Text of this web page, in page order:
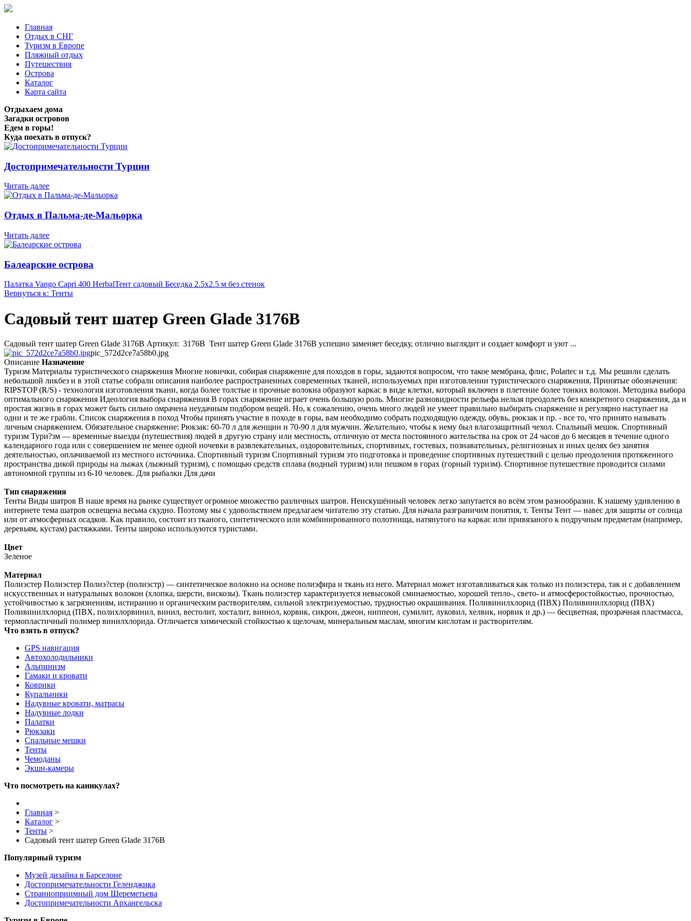
Главная
Отдых в СНГ
Туризм в Европе
Пляжный отдых
Путешествия
Острова
Каталог
Карта сайта
Отдыхаем дома
Загадки островов
Едем в горы!
Куда поехать в отпуск?
Достопримечательности Турции
Читать далее
Отдых в Пальма-де-Мальорка
Читать далее
Балеарские острова
Палатка Vango Capri 400 HerbalТент садовый Беседка 2.5х2.5 м без стенок
Вернуться к: Тенты
Садовый тент шатер Green Glade 3176В
Садовый тент шатер Green Glade 3176В Артикул: 3176В Тент шатер Green Glade 3176В успешно заменяет беседку, отлично выглядит и создает комфорт и уют ...
pic_572d2ce7a58b0.jpg
Описание Назначение
Туризм Материалы туристического снаряжения Многие новички, собирая снаряжение для походов в горы, задаются вопросом, что такое мембрана, флис, Polartec и т.д. Мы решили сделать
небольшой ликбез и в этой статье собрали описания наиболее распространенных современных тканей, используемых при изготовлении туристического снаряжения. Принятые обозначения:
RIPSTOP (R/S) - технология изготовления ткани, когда более толстые и прочные волокна образуют каркас в виде клетки, который включен в плетение более тонких волокон. Методика выбора
оптимального снаряжения Идеология выбора снаряжения В горах снаряжение играет очень большую роль. Многие разновидности рельефа нельзя преодолеть без конкретного снаряжения, да и
простая жизнь в горах может быть сильно омрачена неудачным подбором вещей. Но, к сожалению, очень много людей не умеет правильно выбирать снаряжение и регулярно наступает на
одни и те же грабли. Список снаряжения в поход Чтобы принять участие в походе в горы, вам необходимо собрать подходящую одежду, обувь, рюкзак и пр. - все то, что принято называть
личным снаряжением. Обязательное снаряжение: Рюкзак: 60-70 л для женщин и 70-90 л для мужчин. Желательно, чтобы к нему был влагозащитный чехол. Спальный мешок. Спортивный
туризм Тури?зм — временные выезды (путешествия) людей в другую страну или местность, отличную от места постоянного жительства на срок от 24 часов до 6 месяцев в течение одного
календарного года или с совершением не менее одной ночевки в развлекательных, оздоровительных, спортивных, гостевых, познавательных, религиозных и иных целях без занятия
деятельностью, оплачиваемой из местного источника. Спортивный туризм Спортивный туризм это подготовка и проведение спортивных путешествий с целью преодоления протяженного
пространства дикой природы на лыжах (лыжный туризм), с помощью средств сплава (водный туризм) или пешком в горах (горный туризм). Спортивное путешествие проводится силами
автономной группы из 6-10 человек. Для рыбалки Для дачи
Тип снаряжения
Тенты Виды шатров В наше время на рынке существует огромное множество различных шатров. Неискушённый человек легко запутается во всём этом разнообразии. К нашему удивлению в
интернете тема шатров освещена весьма скудно. Поэтому мы с удовольствием предлагаем читателю эту статью. Для начала разграничим понятия, т. Тенты Тент — навес для защиты от солнца
или от атмосферных осадков. Как правило, состоит из тканого, синтетического или комбинированного полотнища, натянутого на каркас или привязаного к подручным предметам (например,
деревьям, кустам) растяжками. Тенты широко используются туристами.
Цвет
Зеленое
Материал
Полиэстер Полиэстер Полиэ?стер (полиэстр) — синтетическое волокно на основе полиэфира и ткань из него. Материал может изготавливаться как только из полиэстера, так и с добавлением
искусственных и натуральных волокон (хлопка, шерсти, вискозы). Ткань полиэстер характеризуется невысокой сминаемостью, хорошей тепло-, свето- и атмосферостойкостью, прочностью,
устойчивостью к загрязнениям, истиранию и органическим растворителям, сильной электризуемостью, трудностью окрашивания. Поливинилхлорид (ПВХ) Поливинилхлорид (ПВХ)
Поливинилхлорид (ПВХ, полихлорвинил, винил, вестолит, хосталит, виннол, корвик, сикрон, джеон, ниппеон, сумилит, луковил, хелвик, норвик и др.) — бесцветная, прозрачная пластмасса,
термопластичный полимер винилхлорида. Отличается химической стойкостью к щелочам, минеральным маслам, многим кислотам и растворителям.
Что взять в отпуск?
GPS навигация
Автохолодильники
Альпинизм
Гамаки и кровати
Коврики
Купальники
Надувные кровати, матрасы
Надувные лодки
Палатки
Рюкзаки
Спальные мешки
Тенты
Чемоданы
Экшн-камеры
Что посмотреть на каникулах?
Главная >
Каталог >
Тенты >
Садовый тент шатер Green Glade 3176В
Популярный туризм
Музей дизайна в Барселоне
Достопримечательности Геленджика
Странноприимный дом Шереметьева
Достопримечательности Архангельска